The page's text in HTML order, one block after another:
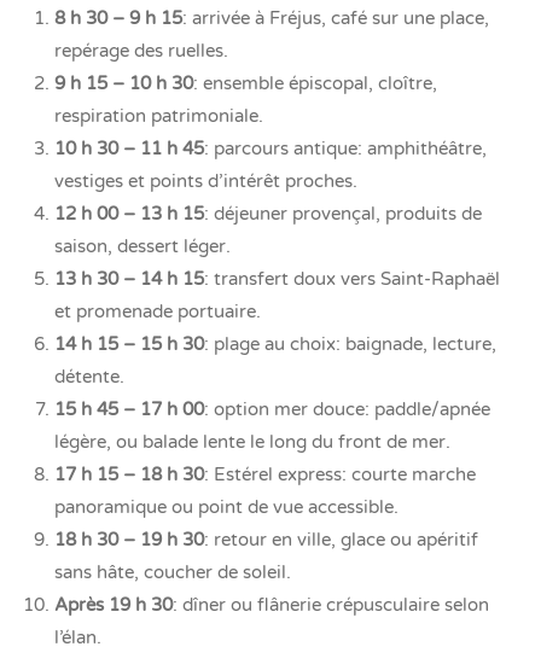
8 h 30 – 9 h 15: arrivée à Fréjus, café sur une place,
repérage des ruelles.
9 h 15 – 10 h 30: ensemble épiscopal, cloître,
respiration patrimoniale.
10 h 30 – 11 h 45: parcours antique: amphithéâtre,
vestiges et points d’intérêt proches.
12 h 00 – 13 h 15: déjeuner provençal, produits de
saison, dessert léger.
13 h 30 – 14 h 15: transfert doux vers Saint-Raphaël
et promenade portuaire.
14 h 15 – 15 h 30: plage au choix: baignade, lecture,
détente.
15 h 45 – 17 h 00: option mer douce: paddle/apnée
légère, ou balade lente le long du front de mer.
17 h 15 – 18 h 30: Estérel express: courte marche
panoramique ou point de vue accessible.
18 h 30 – 19 h 30: retour en ville, glace ou apéritif
sans hâte, coucher de soleil.
Après 19 h 30: dîner ou flânerie crépusculaire selon
l’élan.